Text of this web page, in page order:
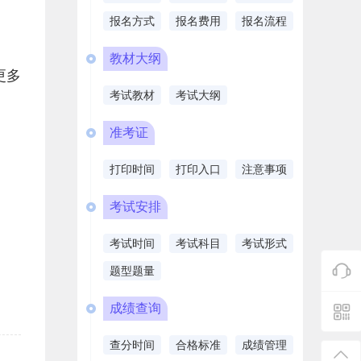
多
报名方式 报名费用 报名流程
教材大纲
考试教材 考试大纲
准考证
打印时间 打印入口 注意事项
考试安排
考试时间 考试科目 考试形式
题型题量
成绩查询
查分时间 合格标准 成绩管理